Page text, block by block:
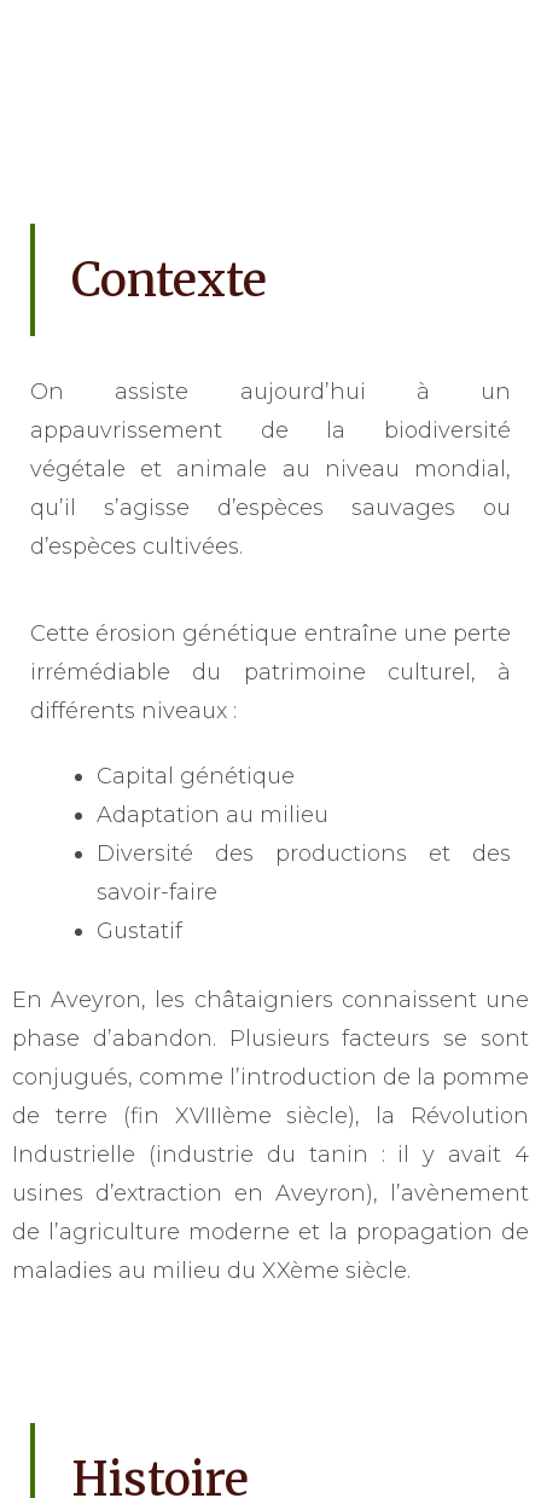
Contexte
On assiste aujourd’hui à un
appauvrissement de la biodiversité
végétale et animale au niveau mondial,
qu’il s’agisse d’espèces sauvages ou
d’espèces cultivées.
Cette érosion génétique entraîne une perte
irrémédiable du patrimoine culturel, à
différents niveaux :
Capital génétique
Adaptation au milieu
Diversité des productions et des
savoir-faire
Gustatif
En Aveyron, les châtaigniers connaissent une
phase d’abandon. Plusieurs facteurs se sont
conjugués, comme l’introduction de la pomme
de terre (fin XVIIIème siècle), la Révolution
Industrielle (industrie du tanin : il y avait 4
usines d’extraction en Aveyron), l’avènement
de l’agriculture moderne et la propagation de
maladies au milieu du XXème siècle.
Histoire